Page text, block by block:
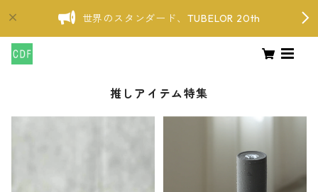
世界のスタンダード、TUBELOR 20th
推しアイテム特集